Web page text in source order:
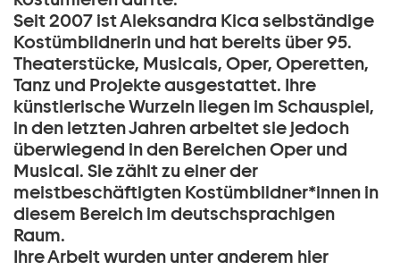
Seit 2007 ist Aleksandra Kica selbständige
Kostümbildnerin und hat bereits über 95.
Theaterstücke, Musicals, Oper, Operetten,
Tanz und Projekte ausgestattet. Ihre
künstlerische Wurzeln liegen im Schauspiel,
in den letzten Jahren arbeitet sie jedoch
überwiegend in den Bereichen Oper und
Musical. Sie zählt zu einer der
meistbeschäftigten Kostümbildner*innen in
diesem Bereich im deutschsprachigen
Raum.
Ihre Arbeit wurden unter anderem hier